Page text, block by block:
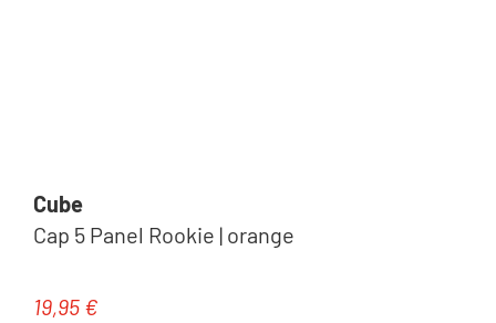
Cube
Cap 5 Panel Rookie | orange
Regulärer Preis:
19,95 €